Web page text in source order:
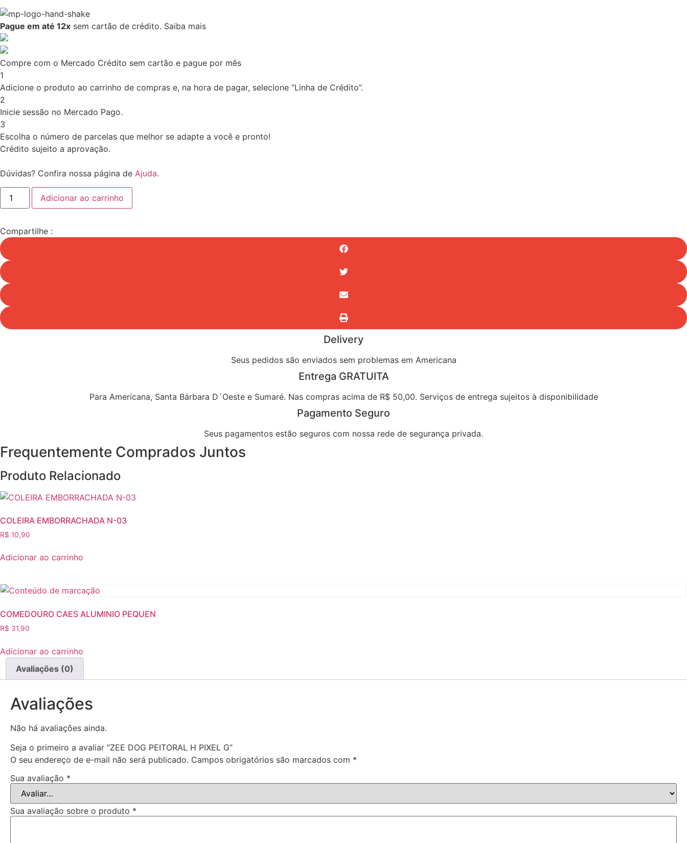
Pague em até 12x sem cartão de crédito. Saiba mais
Compre com o Mercado Crédito sem cartão e pague por mês
1
Adicione o produto ao carrinho de compras e, na hora de pagar, selecione “Linha de Crédito”.
2
Inicie sessão no Mercado Pago.
3
Escolha o número de parcelas que melhor se adapte a você e pronto!
Crédito sujeito a aprovação.
Dúvidas? Confira nossa página de Ajuda.
ZEE
DOG
PEITORAL
G
quantidade
Adicionar ao carrinho
Compartilhe :
Delivery
Seus pedidos são enviados sem problemas em Americana
Entrega GRATUITA
Para Americana, Santa Bárbara D´Oeste e Sumaré. Nas compras acima de R$ 50,00. Serviços de entrega sujeitos à disponibilidade
Pagamento Seguro
Seus pagamentos estão seguros com nossa rede de segurança privada.
Frequentemente Comprados Juntos
Produto Relacionado
COLEIRA EMBORRACHADA N-03
R$ 10,90
Adicionar ao carrinho
COMEDOURO CAES ALUMINIO PEQUEN
R$ 31,90
Adicionar ao carrinho
Avaliações (0)
Avaliações
Não há avaliações ainda.
Seja o primeiro a avaliar “ZEE DOG PEITORAL H PIXEL G”
O seu endereço de e-mail não será publicado. Campos obrigatórios são marcados com *
Sua avaliação *
Sua avaliação sobre o produto *